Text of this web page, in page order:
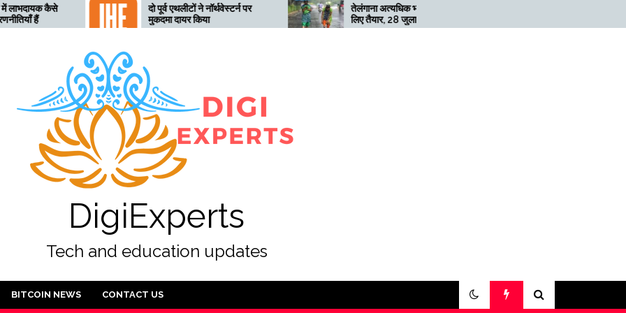
दो पूर्व एथलीटों ने नॉर्थवेस्टर्न पर
मुकदमा दायर किया
तेलंगाना अत्यधिक भारी बारिश के
लिए तैयार, 28 जुलाई तक ‘रेड’
अलर्ट जारी
नहीं हुई तो खनन लाभदायक नहीं है
DigiExperts
Tech and education updates
BITCOIN NEWS CONTACT US